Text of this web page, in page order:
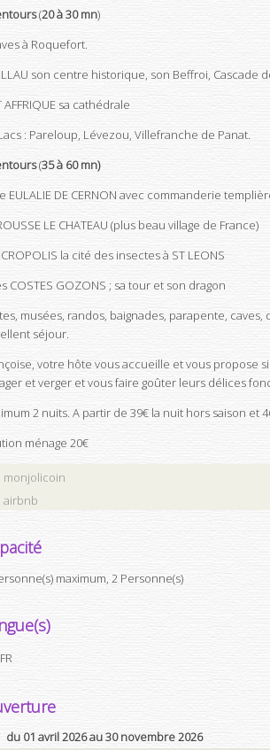
(20 à 30 mn)
à Roquefort.
son centre historique, son Beffroi, Cascade
AFFRIQUE sa cathédrale
Lacs : Pareloup, Lévezou, Villefranche de Panat.
(35 à 60 mn)
EULALIE DE CERNON avec commanderie
LE CHATEAU (plus beau village de France)
la cité des insectes à ST LEONS
COSTES GOZONS ; sa tour et son dragon
musées, randos, baignades, parapente,
séjour.
votre hôte vous accueille et vous propose
et verger et vous faire goûter leurs délices
2 nuits. A partir de 39€ la nuit hors saison et
ménage 20€
monjolicoin
airbnb
maximum, 2 Personne(s)
du 01 avril 2026 au 30 novembre 2026